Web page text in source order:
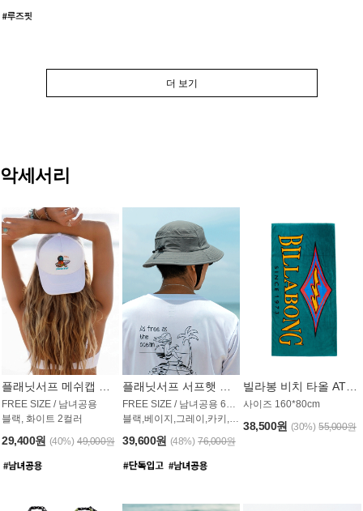
더 보기
악세서리
FREE SIZE / 남녀공용
블랙, 화이트 2컬러
29,400원 (40%) 49,000원
블랙,베이지,그레이,카키,핑크,화이트
39,600원 (48%) 76,000원
사이즈 160*80cm
38,500원 (30%) 55,000원